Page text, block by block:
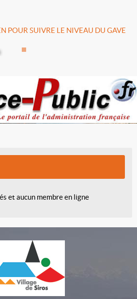
POUR SUIVRE LE NIVEAU DU GAVE
et aucun membre en ligne